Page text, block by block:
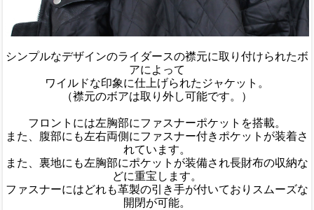
シンプルなデザインのライダースの襟元に取り付けられたボ
アによって
ワイルドな印象に仕上げられたジャケット。
（襟元のボアは取り外し可能です。）
フロントには左胸部にファスナーポケットを搭載。
また、腹部にも左右両側にファスナー付きポケットが装着さ
れています。
また、裏地にも左胸部にポケットが装備され長財布の収納な
どに重宝します。
ファスナーにはどれも革製の引き手が付いておりスムーズな
開閉が可能。